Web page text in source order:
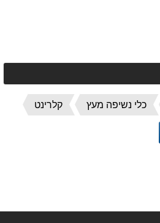
כלי נשיפה מעץ קלרינט